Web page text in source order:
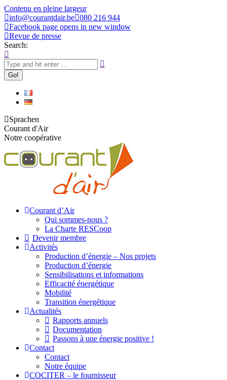
Contenu en pleine largeur
info@courantdair.be 080 216 944
Facebook page opens in new window
Revue de presse
Search:
Sprachen
Courant d'Air
Notre coopérative
Courant d’Air
Qui sommes-nous ?
La Charte RESCoop
Devenir membre
Activités
Production d’énergie – Nos projets
Production d’énergie
Sensibilisations et informations
Efficacité énergétique
Mobilité
Transition énergétique
Actualités
Rapports annuels
Documentation
Passons à une énergie positive !
Contact
Contact
Notre équipe
COCITER – le fournisseur